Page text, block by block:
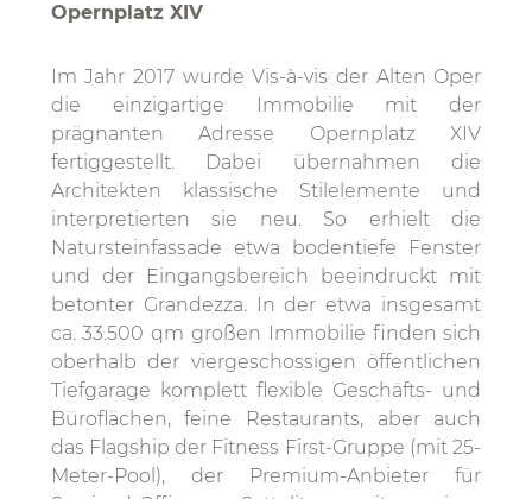
Opernplatz XIV
Im Jahr 2017 wurde Vis-à-vis der Alten Oper
die einzigartige Immobilie mit der
prägnanten Adresse Opernplatz XIV
fertiggestellt. Dabei übernahmen die
Architekten klassische Stilelemente und
interpretierten sie neu. So erhielt die
Natursteinfassade etwa bodentiefe Fenster
und der Eingangsbereich beeindruckt mit
betonter Grandezza. In der etwa insgesamt
ca. 33.500 qm großen Immobilie finden sich
oberhalb der viergeschossigen öffentlichen
Tiefgarage komplett flexible Geschäfts- und
Büroflächen, feine Restaurants, aber auch
das Flagship der Fitness First-Gruppe (mit 25-
Meter-Pool), der Premium-Anbieter für